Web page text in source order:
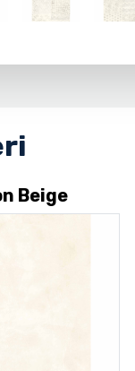
Beige